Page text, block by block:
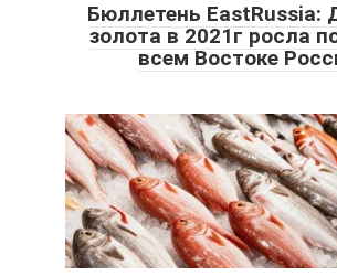
Бюллетень EastRussia:
золота в 2021г росла
всем Востоке